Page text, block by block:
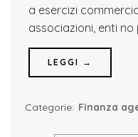
a esercizi
associazioni, enti
LEGGI →
Categorie: Finanza